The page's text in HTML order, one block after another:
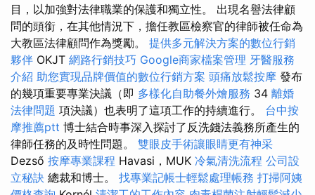
目，以加強對法律職業的保護和獨立性。 出現名譽法律顧
問的頭​​銜，在其他情況下，擔任教區檢察官的律師被任命為
大教區法律顧問作為獎勵。 提供多元解決方案的數位行銷
夥伴 OKJT 網路行銷技巧 Google商家檔案管理 牙醫服務
介紹 助您實現品牌價值的數位行銷方案 頭痛放鬆按摩 發布
的幾項重要專業決議（即 多樣化自助餐外燴服務 34 離婚
法律問題 項決議）也表明了這項工作的持續進行。 台中按
摩推薦ptt 博士結合時事深入探討了反洗錢法義務所產生的
律師任務的及時性問題。 雙眼皮手術讓眼睛更有神采
Dezső 按摩專業課程 Havasi，MUK 冷氣清洗流程 公司設
立秘訣 總裁和博士。 找專業記帳士輕鬆處理帳務 打掃阿姨